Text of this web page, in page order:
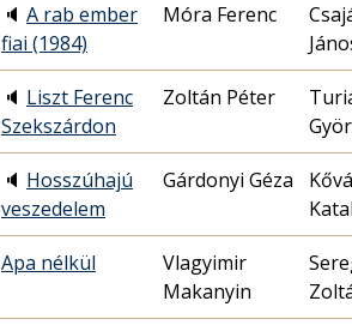
🔈 A rab ember
fiai (1984)
Móra Ferenc
🔈 Liszt Ferenc
Szekszárdon
Zoltán Péter
🔈 Hosszúhajú
veszedelem
Gárdonyi Géza
Apa nélkül
Vlagyimir
Makanyin